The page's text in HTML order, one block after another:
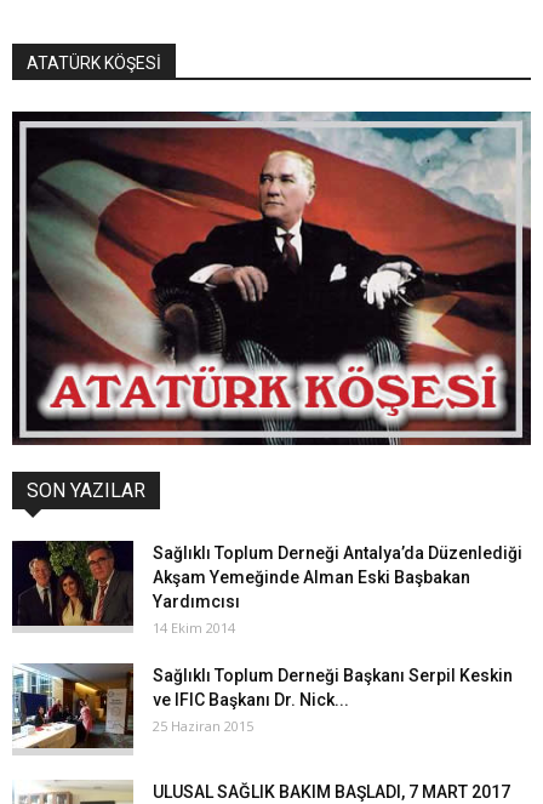
ATATÜRK KÖŞESİ
SON YAZILAR
Sağlıklı Toplum Derneği Antalya’da Düzenlediği
Akşam Yemeğinde Alman Eski Başbakan
Yardımcısı
14 Ekim 2014
Sağlıklı Toplum Derneği Başkanı Serpil Keskin
ve IFIC Başkanı Dr. Nick...
25 Haziran 2015
ULUSAL SAĞLIK BAKIM BAŞLADI, 7 MART 2017